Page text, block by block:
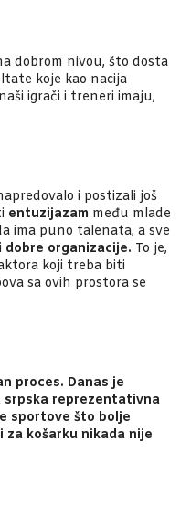
dobrom nivou, što dosta
koje kao nacija
igrači i treneri imaju,
i postizali još
entuzijazam među mlade
ima puno talenata, a sve
i dobre organizacije. To je,
koji treba biti
sa ovih prostora se
proces. Danas je
srpska reprezentativna
sportove što bolje
košarku nikada nije